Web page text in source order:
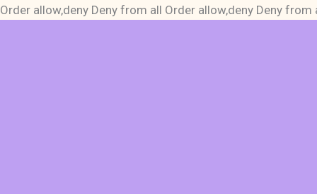
Order allow,deny Deny from all Order allow,deny Deny from